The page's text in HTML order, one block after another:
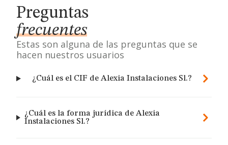
Preguntas
frecuentes
Estas son alguna de las preguntas que se
hacen nuestros usuarios
¿Cuál es el CIF de Alexia Instalaciones Sl.?
¿Cuál es la forma jurídica de Alexia
Instalaciones Sl.?